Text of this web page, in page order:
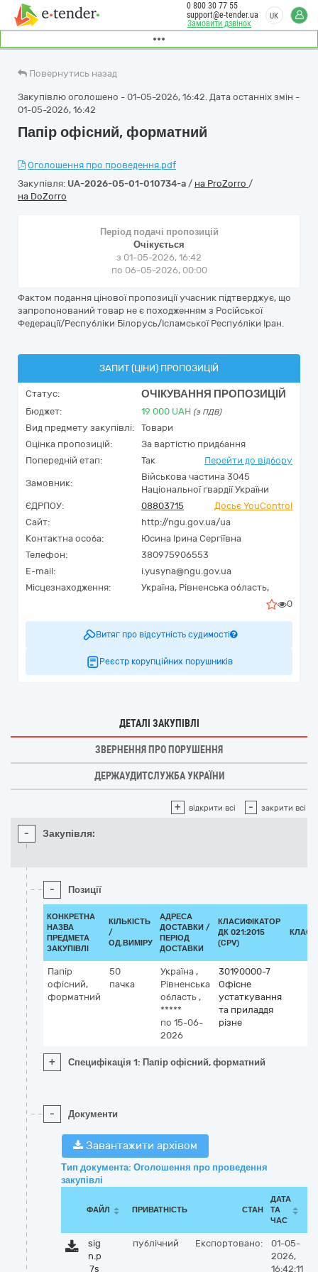
Замовити дзвінок
0 800 30 77 55
support@e-tender.ua
UK
Повернутись назад
Закупівлю оголошено - 01-05-2026, 16:42. Дата останніх змін -
01-05-2026, 16:42
Папір офісний, форматний
Оголошення про проведення.pdf
Закупівля: UA-2026-05-01-010734-a / на ProZorro /
на DoZorro
Період подачі пропозицій
Очікується
з 01-05-2026, 16:42
по 06-05-2026, 00:00
Фактом подання цінової пропозиції учасник підтверджує, що
запропонований товар не є походженням з Російської
Федерації/Республіки Білорусь/Ісламської Республіки Іран.
ЗАПИТ (ЦІНИ) ПРОПОЗИЦІЙ
Статус: ОЧІКУВАННЯ ПРОПОЗИЦІЙ
Бюджет: 19 000 UAH (з ПДВ)
Вид предмету закупівлі:
Товари
Оцінка пропозицій:
За вартістю придбання
Попередній етап:
Так Перейти до відбору
Замовник:
Військова частина 3045
Національної гвардії України
ЄДРПОУ:
08803715
Досьє YouControl
Сайт:
http://ngu.gov.ua/ua
Контактна особа:
Юсина Ірина Сергіївна
Телефон:
380975906553
E-mail:
i.yusyna@ngu.gov.ua
Місцезнаходження:
Україна, Рівненська область,
0
Витяг про відсутність судимості
Реєстр корупційних порушників
ДЕТАЛІ ЗАКУПІВЛІ
ЗВЕРНЕННЯ ПРО ПОРУШЕННЯ
ДЕРЖАУДИТСЛУЖБА УКРАЇНИ
+ відкрити всі - закрити всі
- Закупівля:
- Позиції
КОНКРЕТНА
НАЗВА
ПРЕДМЕТА
ЗАКУПІВЛІ
КІЛЬКІСТЬ
/
ОД.ВИМІРУ
АДРЕСА
ДОСТАВКИ /
ПЕРІОД
ДОСТАВКИ
КЛАСИФІКАТОР
ДК 021:2015
(CPV)
Папір
офісний,
форматний
50
пачка
Україна ,
Рівненська
область ,
*****
по 15-06-
2026
30190000-7
Офісне
устаткування
та приладдя
різне
+ Специфікація 1: Папір офісний, форматний
- Документи
Завантажити архівом
Тип документа: Оголошення про проведення
закупівлі
ФАЙЛ ПРИВАТНІСТЬ СТАН
ДАТА
ТА
ЧАС
sig
n.p
7s
публічний Експортовано:
01-05-
2026,
16:42:11